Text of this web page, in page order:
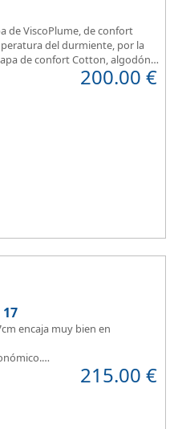
de ViscoPlume, de confort
del durmiente, por la
de confort Cotton, algodón
confort inmediata.200.00 €
17
encaja muy bien en
215.00 €